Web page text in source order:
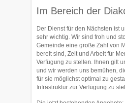
Im Bereich der
Der Dienst für den Nächsten ist
sehr wichtig. Wir sind froh und
Gemeinde eine große Zahl von
bereit sind, Zeit und Arbeit für
Verfügung zu stellen. Ihnen gilt
und wir werden uns bemühen,
für sie mög­lichst optimal zu
Infra­struktur zur Verfügung zu